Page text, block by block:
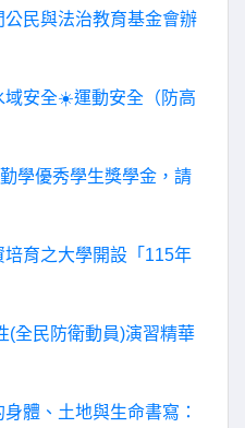
公民與法治教育基金會辦
安全☀️運動安全（防高
學優秀學生獎學金，請
育之大學開設「115年
(全民防衛動員)演習精華
身體、土地與生命書寫：